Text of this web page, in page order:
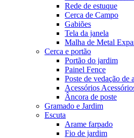
Rede de estuque
Cerca de Campo
Gabiões
Tela da janela
Malha de Metal
Cerca e portão
Portão do jardim
Painel Fence
Poste de vedação de
Acessórios
Âncora de poste
Gramado e Jardim
Escuta
Arame farpado
Fio de jardim